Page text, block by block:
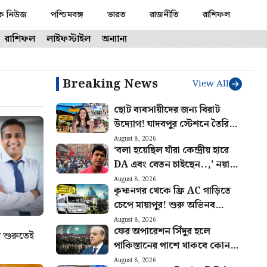
নিউজ পশ্চিমবঙ্গ ভারত রাজনীতি রাশিফল
রাশিফল লাইফস্টাইল অন্যান্য
শুরুতেই
Breaking News View All
ছোট ব্যবসায়ীদের জন্য বিরাট
উদ্যোগ! যাদবপুর স্টেশনে তৈরি
হবে শপিং হাব, ঘোষণা রেলের
August 8, 2026
‘বলা হয়েছিল যাঁরা কেন্দ্রীয় হারে
DA এবং বেতন চাইছেন..,’ নয়া
বিজ্ঞপ্তি নিয়ে খুশি সংগ্রামী যৌথ
মঞ্চ
August 8, 2026
কৃষ্ণনগর থেকে ফ্রি AC গাড়িতে
চেপে মায়াপুর! শুরু অভিনব
পরিষেবা, কারা সুবিধা পাবেন জানুন
August 8, 2026
ফের অপারেশন সিঁদুর হলে
পাকিস্তানের পাশে থাকবে কোন
কোন দেশ? সম্পন্ন নতুন চুক্তি
August 8, 2026